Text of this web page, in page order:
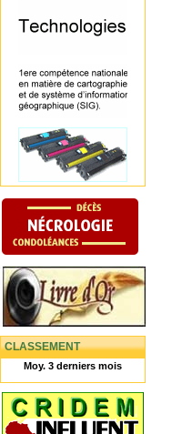
CLASSEMENT
Moy. 3 derniers mois